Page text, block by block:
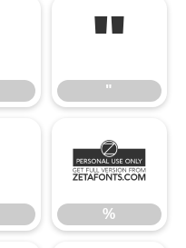
"
"
%
%